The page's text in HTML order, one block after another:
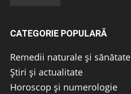
CATEGORIE POPULARĂ
Remedii naturale și sănătate
Știri și actualitate
Horoscop și numerologie